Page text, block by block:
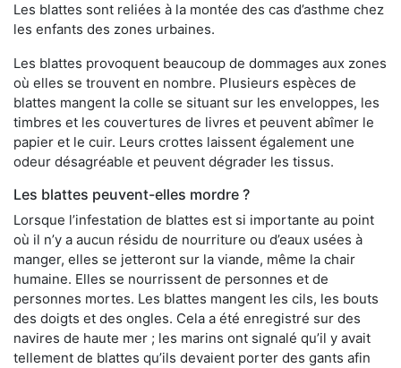
Les blattes sont reliées à la montée des cas d’asthme chez
les enfants des zones urbaines.
Les blattes provoquent beaucoup de dommages aux zones
où elles se trouvent en nombre. Plusieurs espèces de
blattes mangent la colle se situant sur les enveloppes, les
timbres et les couvertures de livres et peuvent abîmer le
papier et le cuir. Leurs crottes laissent également une
odeur désagréable et peuvent dégrader les tissus.
Les blattes peuvent-elles mordre ?
Lorsque l’infestation de blattes est si importante au point
où il n’y a aucun résidu de nourriture ou d’eaux usées à
manger, elles se jetteront sur la viande, même la chair
humaine. Elles se nourrissent de personnes et de
personnes mortes. Les blattes mangent les cils, les bouts
des doigts et des ongles. Cela a été enregistré sur des
navires de haute mer ; les marins ont signalé qu’il y avait
tellement de blattes qu’ils devaient porter des gants afin